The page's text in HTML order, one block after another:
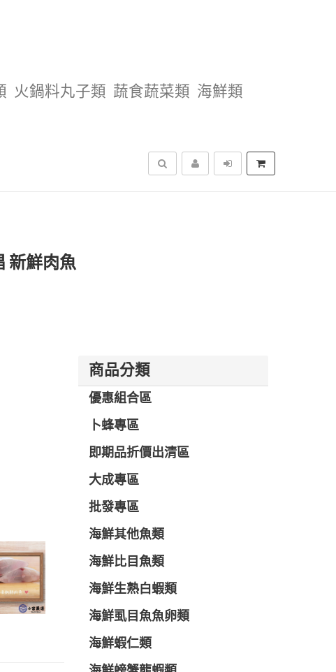
火鍋料丸子類 蔬食蔬菜類 海鮮類
搜尋
新鮮肉魚
商品分類
優惠組合區
卜蜂專區
即期品折價出清區
大成專區
批發專區
海鮮其他魚類
海鮮比目魚類
海鮮生熟白蝦類
海鮮虱目魚魚卵類
海鮮蝦仁類